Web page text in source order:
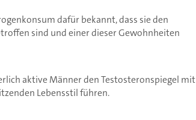
dafür bekannt, dass sie den
sind und einer dieser Gewohnheiten
aktive Männer den Testosteronspiegel mit
Lebensstil führen.